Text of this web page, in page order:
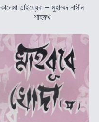
কালেমা তাইয়্যেবা – মুহাম্মদ নাসীন
শাহরুখ